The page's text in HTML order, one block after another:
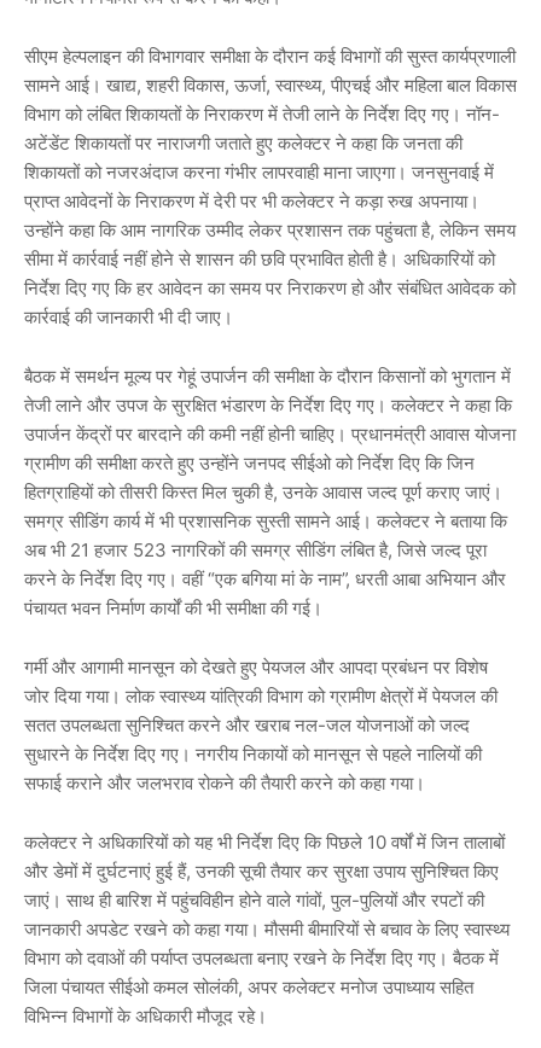
सीएम हेल्पलाइन की विभागवार समीक्षा के दौरान कई विभागों की सुस्त कार्यप्रणाली
सामने आई। खाद्य, शहरी विकास, ऊर्जा, स्वास्थ्य, पीएचई और महिला बाल विकास
विभाग को लंबित शिकायतों के निराकरण में तेजी लाने के निर्देश दिए गए। नॉन-
अटेंडेंट शिकायतों पर नाराजगी जताते हुए कलेक्टर ने कहा कि जनता की
शिकायतों को नजरअंदाज करना गंभीर लापरवाही माना जाएगा। जनसुनवाई में
प्राप्त आवेदनों के निराकरण में देरी पर भी कलेक्टर ने कड़ा रुख अपनाया।
उन्होंने कहा कि आम नागरिक उम्मीद लेकर प्रशासन तक पहुंचता है, लेकिन समय
सीमा में कार्रवाई नहीं होने से शासन की छवि प्रभावित होती है। अधिकारियों को
निर्देश दिए गए कि हर आवेदन का समय पर निराकरण हो और संबंधित आवेदक को
कार्रवाई की जानकारी भी दी जाए।
बैठक में समर्थन मूल्य पर गेहूं उपार्जन की समीक्षा के दौरान किसानों को भुगतान में
तेजी लाने और उपज के सुरक्षित भंडारण के निर्देश दिए गए। कलेक्टर ने कहा कि
उपार्जन केंद्रों पर बारदाने की कमी नहीं होनी चाहिए। प्रधानमंत्री आवास योजना
ग्रामीण की समीक्षा करते हुए उन्होंने जनपद सीईओ को निर्देश दिए कि जिन
हितग्राहियों को तीसरी किस्त मिल चुकी है, उनके आवास जल्द पूर्ण कराए जाएं।
समग्र सीडिंग कार्य में भी प्रशासनिक सुस्ती सामने आई। कलेक्टर ने बताया कि
अब भी 21 हजार 523 नागरिकों की समग्र सीडिंग लंबित है, जिसे जल्द पूरा
करने के निर्देश दिए गए। वहीं “एक बगिया मां के नाम”, धरती आबा अभियान और
पंचायत भवन निर्माण कार्यों की भी समीक्षा की गई।
गर्मी और आगामी मानसून को देखते हुए पेयजल और आपदा प्रबंधन पर विशेष
जोर दिया गया। लोक स्वास्थ्य यांत्रिकी विभाग को ग्रामीण क्षेत्रों में पेयजल की
सतत उपलब्धता सुनिश्चित करने और खराब नल-जल योजनाओं को जल्द
सुधारने के निर्देश दिए गए। नगरीय निकायों को मानसून से पहले नालियों की
सफाई कराने और जलभराव रोकने की तैयारी करने को कहा गया।
कलेक्टर ने अधिकारियों को यह भी निर्देश दिए कि पिछले 10 वर्षों में जिन तालाबों
और डेमों में दुर्घटनाएं हुई हैं, उनकी सूची तैयार कर सुरक्षा उपाय सुनिश्चित किए
जाएं। साथ ही बारिश में पहुंचविहीन होने वाले गांवों, पुल-पुलियों और रपटों की
जानकारी अपडेट रखने को कहा गया। मौसमी बीमारियों से बचाव के लिए स्वास्थ्य
विभाग को दवाओं की पर्याप्त उपलब्धता बनाए रखने के निर्देश दिए गए। बैठक में
जिला पंचायत सीईओकमल सोलंकी, अपर कलेक्टर मनोज उपाध्यायसहित
विभिन्न विभागों के अधिकारी मौजूद रहे।